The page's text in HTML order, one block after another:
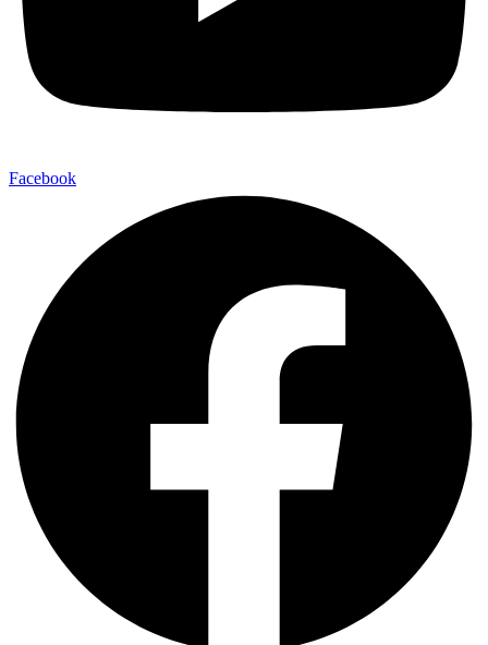
Facebook